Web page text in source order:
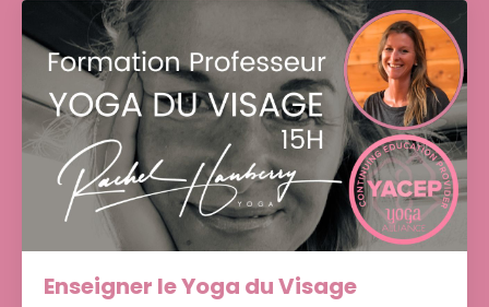
Enseigner le Yoga du Visage